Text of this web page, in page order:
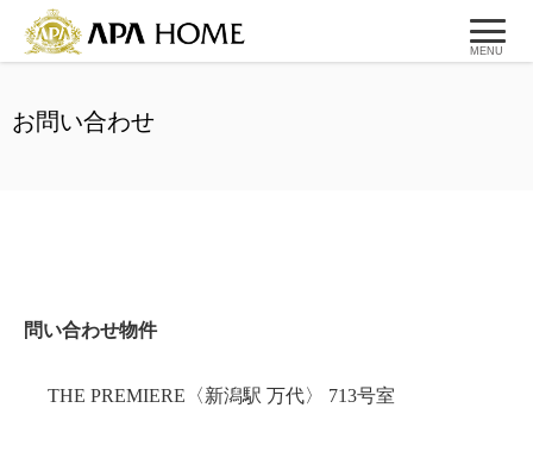
MENU
お問い合わせ
問い合わせ物件
THE PREMIERE〈新潟駅 万代〉 713号室